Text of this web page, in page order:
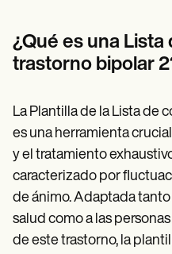
Demos
Training Hub
Webinars
Pricing
Why Carepatron?
Get started
¿Qué es una Lista
trastorno bipolar
La Plantilla de la Lista de
es una herramienta
y el tratamiento
caracterizado por
de ánimo. Adaptada
salud como a las
de este trastorno, la